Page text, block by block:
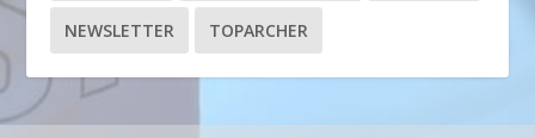
NEWSLETTER TOPARCHER